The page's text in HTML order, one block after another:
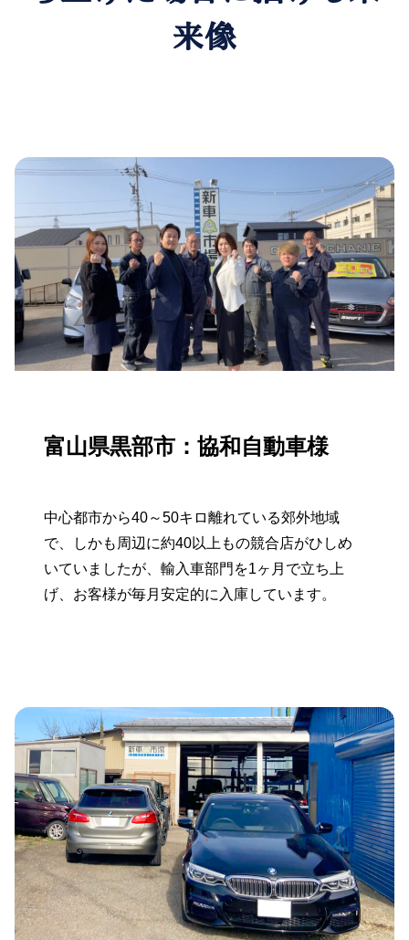
来像
富山県黒部市：協和自動車様
中心都市から40～50キロ離れている郊外地域
で、しかも周辺に約40以上もの競合店がひしめ
いていましたが、輸入車部門を1ヶ月で立ち上
げ、お客様が毎月安定的に入庫しています。